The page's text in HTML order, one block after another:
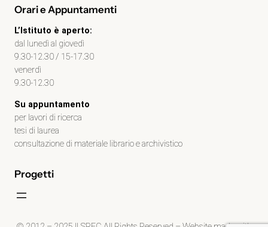
Orari e Appuntamenti
L’Istituto è aperto:
dal lunedì al giovedì
9.30-12.30 / 15-17.30
venerdì
9.30-12.30
Su appuntamento
per lavori di ricerca
tesi di laurea
consultazione di materiale librario e archivistico
Progetti